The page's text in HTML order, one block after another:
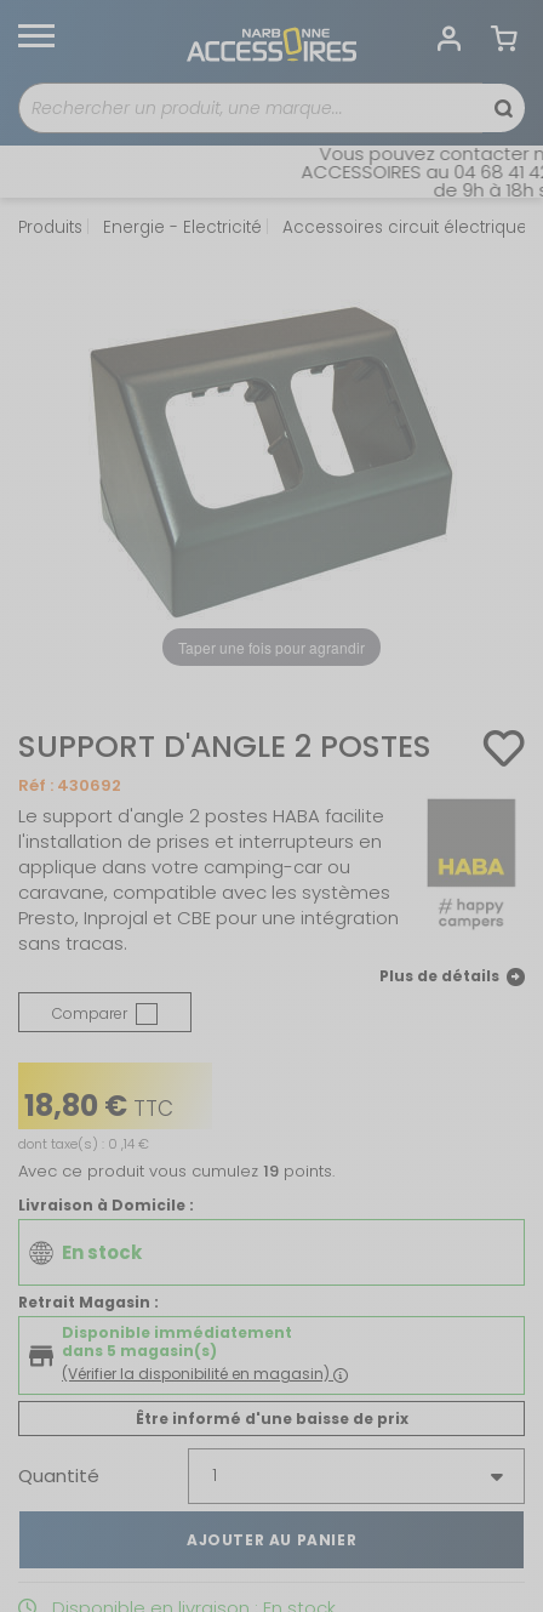
Vous pouvez contacter
ACCESSOIRES au 04 68 41
de 9h à 18h
Produits Energie - Electricité Accessoires circuit électrique
Taper une fois pour agrandir
SUPPORT D'ANGLE 2 POSTES
Réf : 430692
Le support d'angle 2 postes HABA facilite
l'installation de prises et interrupteurs en
applique dans votre camping-car ou
caravane, compatible avec les systèmes
Presto, Inprojal et CBE pour une intégration
sans tracas.
Plus de détails
Comparer
18,80 € TTC
dont taxe(s) : 0 ,14 €
Avec ce produit vous cumulez 19 points.
Livraison à Domicile :
En stock
Retrait Magasin :
Disponible immédiatement
dans 5 magasin(s)
(Vérifier la disponibilité en magasin)
Être informé d'une baisse de prix
Quantité
AJOUTER AU PANIER